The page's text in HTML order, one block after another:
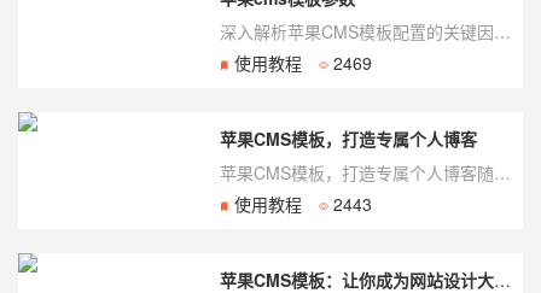
深入解析苹果CMS模板配置的关键因素一、模板参数概述苹果CMS作为一款功能强大的内容...
使用教程
2469
苹果CMS模板，打造专属个人博客
苹果CMS模板，打造专属个人博客随着互联网的发展，个人博客逐渐成为展示个人创作、分享经...
使用教程
2443
苹果CMS模板：让你成为网站设计大师的秘密武器！